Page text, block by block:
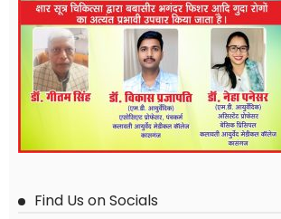
Find Us on Socials